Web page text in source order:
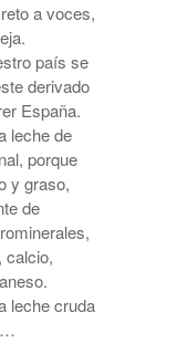
a voces,
país se
derivado
España.
leche de
porque
y graso,
de
calcio,
leche cruda
…